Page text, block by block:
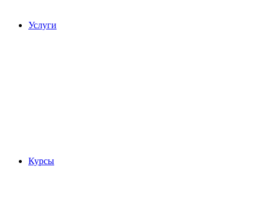
Услуги
Курсы